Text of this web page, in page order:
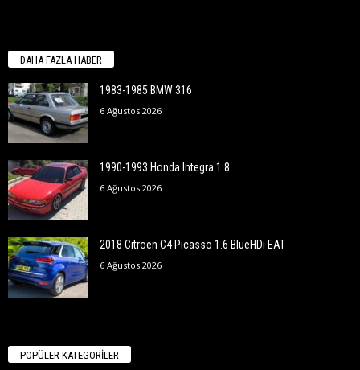
DAHA FAZLA HABER
1983-1985 BMW 316
6 Ağustos 2026
1990-1993 Honda Integra 1.8
6 Ağustos 2026
2018 Citroen C4 Picasso 1.6 BlueHDi EAT
6 Ağustos 2026
POPÜLER KATEGORİLER